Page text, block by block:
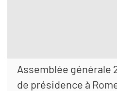
Assemblée générale
de présidence à